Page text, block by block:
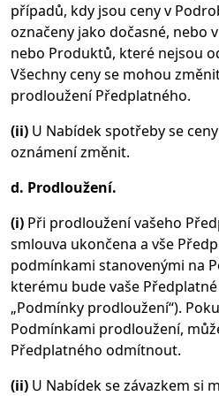
případů, kdy jsou ceny v
označeny jako dočasné, nebo
nebo Produktů, které nejsou
Všechny ceny se mohou
prodloužení Předplatného.
(ii) U Nabídek spotřeby se
oznámení změnit.
d. Prodloužení.
(i) Při prodloužení vašeho
smlouva ukončena a vše
podmínkami stanovenými na
kterému bude vaše
„Podmínky prodloužení“).
Podmínkami prodloužení,
Předplatného odmítnout.
(ii) U Nabídek se závazkem si